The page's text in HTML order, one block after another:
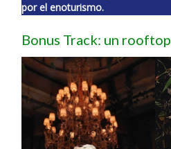
por el enoturismo.
Bonus Track: un rooftop